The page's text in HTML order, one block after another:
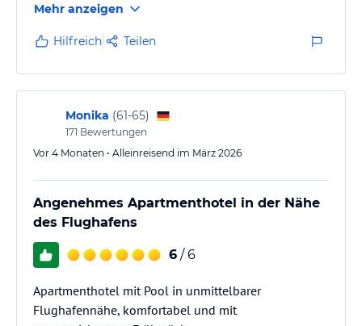
liegt sehr nahe am Flughafen. Trotzdem hört man
keinen Fluglärm. Microbusse, Taxis sind vor dem
Hotel schnell erreichbar.
Mein Zimmer war wie eine kleine Wohnung. Auf
Wunsch bekommt man eine Küchenausrüstung und
kann sich somit selber was kochen. Es gibt aber auch
die Möglichkeit im Restaurant a la…
Mehr anzeigen
Hilfreich Teilen
Monika (61-65)
171 Bewertungen
Vor 4 Monaten • Alleinreisend im März 2026
Angenehmes Apartmenthotel in der Nähe
des Flughafens
6 / 6
Apartmenthotel mit Pool in unmittelbarer
Flughafennähe, komfortabel und mit